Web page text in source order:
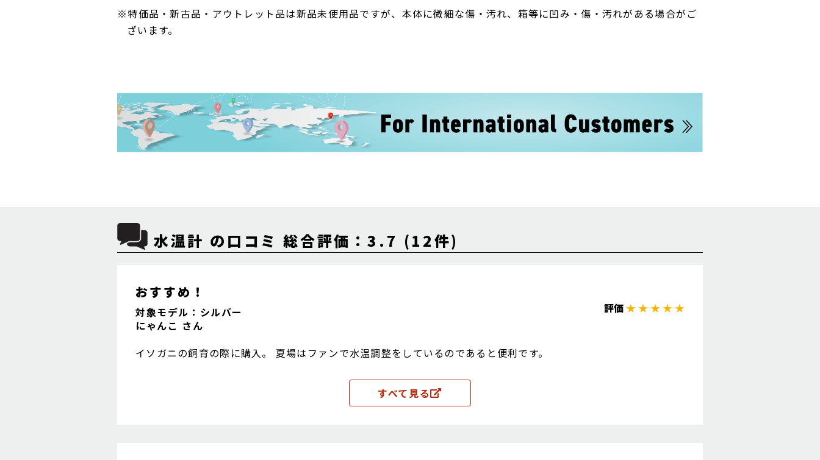
※特価品・新古品・アウトレット品は新品未使用品ですが、本体に微細な傷・汚れ、箱等に凹み・傷・汚れがある場合がご
ざいます。
水温計 の口コミ 総合評価：3.7 (12件)
おすすめ！
対象モデル：シルバー
にゃんこ さん
評価★ ★ ★ ★ ★
イソガニの飼育の際に購入。 夏場はファンで水温調整をしているのであると便利です。
すべて見る